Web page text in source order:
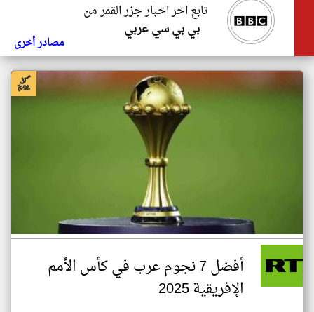
تابع اخر اخبار جزر القمر من
بي بي سي عربي
مصادر أخرى
أفضل 7 نجوم عرب في كأس الأمم
الإفريقية 2025